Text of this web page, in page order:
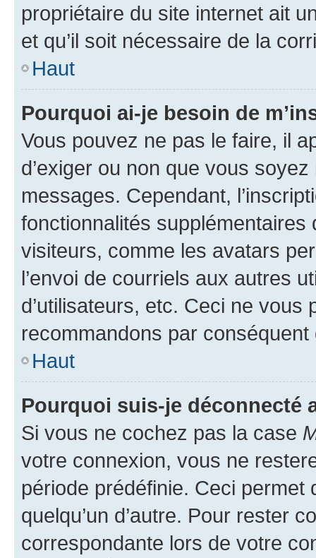
propriétaire du site internet ait
et qu’il soit nécessaire de la
Haut
Pourquoi ai-je besoin de
Vous pouvez ne pas le faire, il
d’exiger ou non que vous
messages. Cependant,
fonctionnalités
visiteurs, comme les avatars
l’envoi de courriels aux autres
d’utilisateurs, etc. Ceci ne vous
recommandons par conséquent
Haut
Pourquoi suis-je déconnecté
Si vous ne cochez pas la case
votre connexion, vous ne
période prédéfinie. Ceci permet
quelqu’un d’autre. Pour rester
correspondante lors de votre